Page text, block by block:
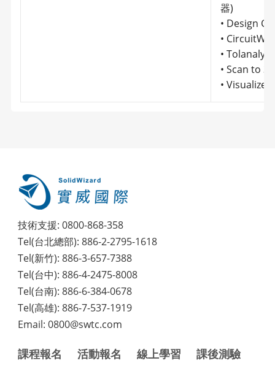
器)
• Design
•
•
• Scan to
• Visualize
技術支援: 0800-868-358
Tel(台北總部): 886-2-2795-1618
Tel(新竹): 886-3-657-7388
Tel(台中): 886-4-2475-8008
Tel(台南): 886-6-384-0678
Tel(高雄): 886-7-537-1919
Email: 0800@swtc.com
課程報名 活動報名 線上學習
課後測驗